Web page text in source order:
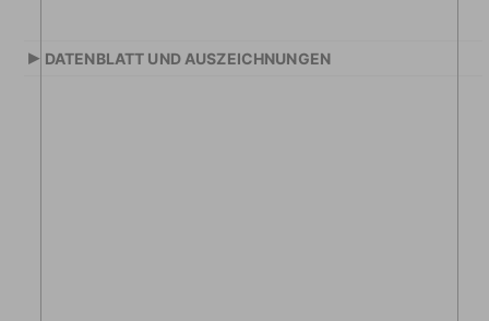
▸ DATENBLATT UND AUSZEICHNUNGEN